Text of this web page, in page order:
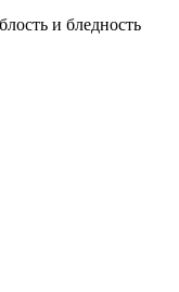
и бледность